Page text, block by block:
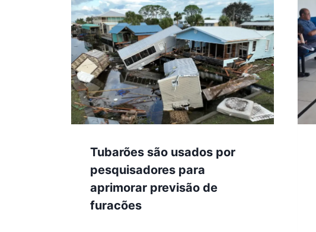
Tubarões são usados por
pesquisadores para
aprimorar previsão de
furacões